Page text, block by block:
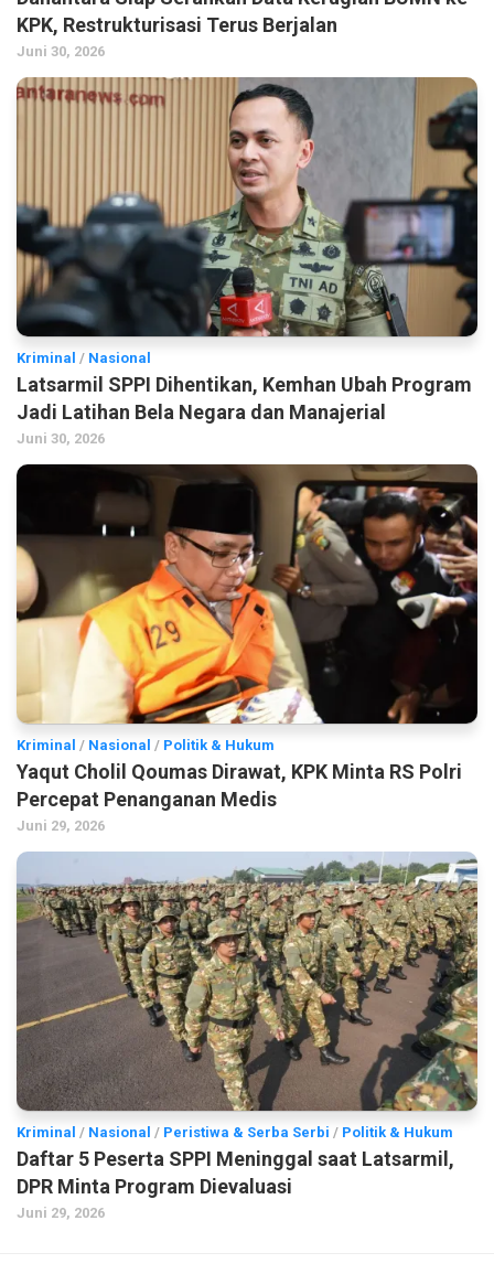
KPK, Restrukturisasi Terus Berjalan
Juni 30, 2026
Kriminal / Nasional
Latsarmil SPPI Dihentikan, Kemhan Ubah Program
Jadi Latihan Bela Negara dan Manajerial
Juni 30, 2026
Kriminal / Nasional / Politik & Hukum
Yaqut Cholil Qoumas Dirawat, KPK Minta RS Polri
Percepat Penanganan Medis
Juni 29, 2026
Kriminal / Nasional / Peristiwa & Serba Serbi / Politik & Hukum
Daftar 5 Peserta SPPI Meninggal saat Latsarmil,
DPR Minta Program Dievaluasi
Juni 29, 2026